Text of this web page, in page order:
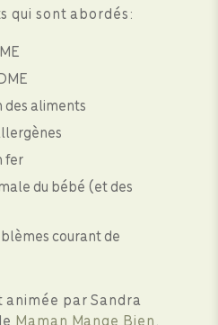
qui sont abordés:
des aliments
fer
du bébé (et des
courant de
par Sandra
Maman Mange Bien.